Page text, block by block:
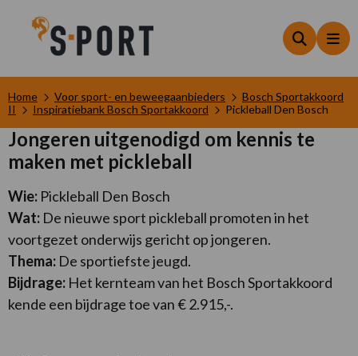
Zoeken
Home Voor sport- en beweegaanbieders
Bosch Sportakkoord
II
Inspiratiebank Bosch Sportakkoord Pickleball Den Bosch
Jongeren uitgenodigd om kennis te
maken met pickleball
Wie: Pickleball Den Bosch
Wat: De nieuwe sport pickleball promoten in het
voortgezet onderwijs gericht op jongeren.
Thema: De sportiefste jeugd.
Bijdrage: Het kernteam van het Bosch Sportakkoord
kende een bijdrage toe van € 2.915,-.